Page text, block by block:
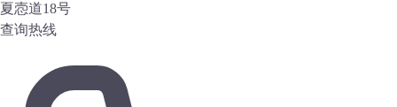
夏悫道18号
查询热线